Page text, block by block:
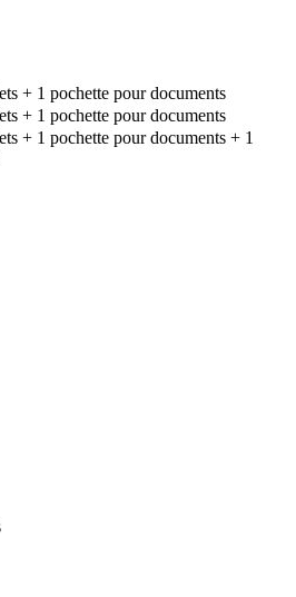
+ 1 pochette pour documents
+ 1 pochette pour documents
+ 1 pochette pour documents + 1